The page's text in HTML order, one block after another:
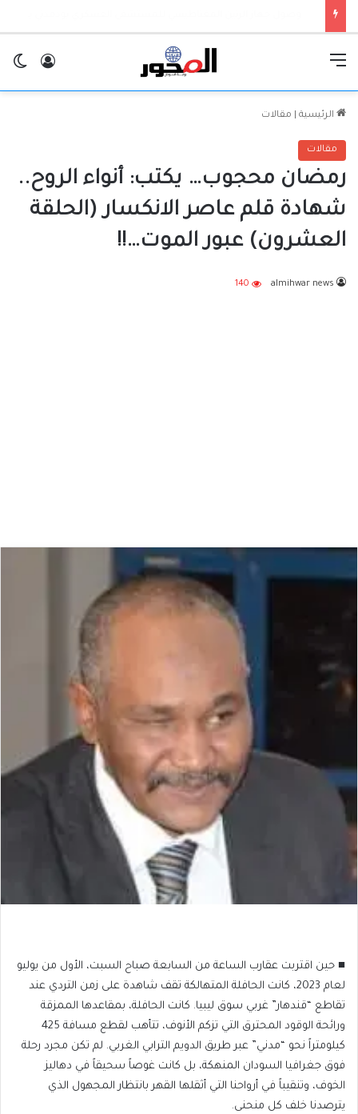
الرئيسية مقالات
مقالات
رمضان محجوب… يكتب: أنواء الروح..
شهادة قلم عاصر الانكسار (الحلقة
العشرون) ​عبور الموت…!!
almihwar news
140
​■ حين اقتربت عقارب الساعة من السابعة صباح السبت، الأول من يوليو
لعام 2023، كانت الحافلة المتهالكة تقف شاهدة على زمن التردي عند
تقاطع “قندهار” غربي سوق ليبيا. كانت الحافلة، بمقاعدها الممزقة
ورائحة الوقود المحترق التي تزكم الأنوف، تتأهب لقطع مسافة 425
كيلومتراً نحو “مدني” عبر طريق الدويم الترابي الغربي. لم تكن مجرد رحلة
فوق جغرافيا السودان المنهكة، بل كانت غوصاً سحيقاً في دهاليز
الخوف، وتنقيباً في أرواحنا التي أثقلها القهر بانتظار المجهول الذي
يترصدنا خلف كل منحنى.